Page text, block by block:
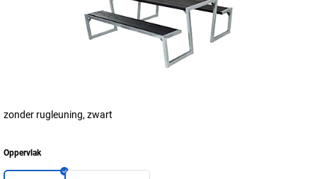
zonder rugleuning, zwart
Oppervlak